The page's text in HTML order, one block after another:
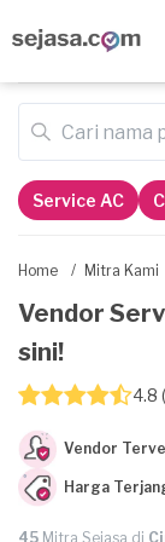
Home / Mitra Kami
Vendor
sini!
4.8
Vendor
Harga
45 Mitra Sejasa di
Service AC